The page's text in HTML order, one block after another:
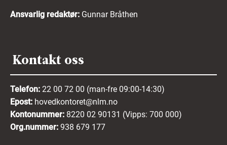
Ansvarlig redaktør: Gunnar Bråthen
Kontakt oss
Telefon: 22 00 72 00 (man-fre 09:00-14:30)
Epost: hovedkontoret@nlm.no
Kontonummer: 8220 02 90131 (Vipps: 700 000)
Org.nummer: 938 679 177